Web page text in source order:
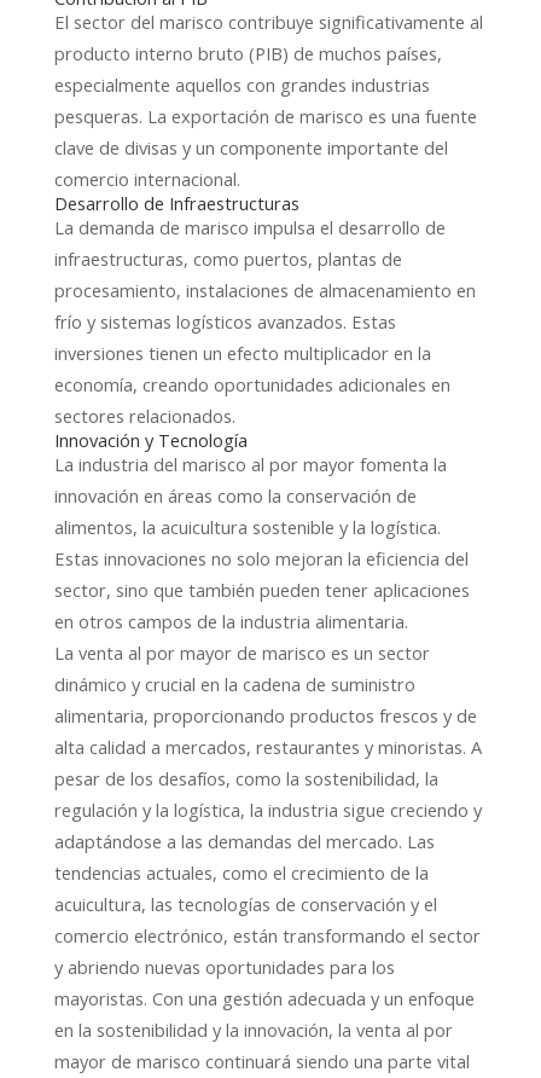
El sector del marisco contribuye significativamente al
producto interno bruto (PIB) de muchos países,
especialmente aquellos con grandes industrias
pesqueras. La exportación de marisco es una fuente
clave de divisas y un componente importante del
comercio internacional.
Desarrollo de Infraestructuras
La demanda de marisco impulsa el desarrollo de
infraestructuras, como puertos, plantas de
procesamiento, instalaciones de almacenamiento en
frío y sistemas logísticos avanzados. Estas
inversiones tienen un efecto multiplicador en la
economía, creando oportunidades adicionales en
sectores relacionados.
Innovación y Tecnología
La industria del marisco al por mayor fomenta la
innovación en áreas como la conservación de
alimentos, la acuicultura sostenible y la logística.
Estas innovaciones no solo mejoran la eficiencia del
sector, sino que también pueden tener aplicaciones
en otros campos de la industria alimentaria.
La venta al por mayor de marisco es un sector
dinámico y crucial en la cadena de suministro
alimentaria, proporcionando productos frescos y de
alta calidad a mercados, restaurantes y minoristas. A
pesar de los desafíos, como la sostenibilidad, la
regulación y la logística, la industria sigue creciendo y
adaptándose a las demandas del mercado. Las
tendencias actuales, como el crecimiento de la
acuicultura, las tecnologías de conservación y el
comercio electrónico, están transformando el sector
y abriendo nuevas oportunidades para los
mayoristas. Con una gestión adecuada y un enfoque
en la sostenibilidad y la innovación, la venta al por
mayor de marisco continuará siendo una parte vital